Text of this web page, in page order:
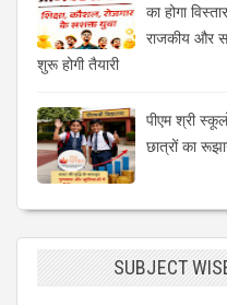
का होगा
राजकीय और
शुरू होगी तैयारी
पीएम श्री
छात्रों का
SUBJECT